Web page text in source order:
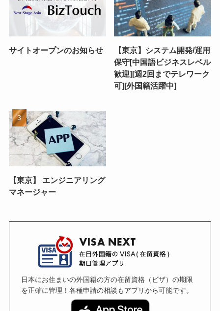
サイトオープンのお知らせ
【東京】システム開発/運用
保守[中国語ビジネスレベル
歓迎][週2回までテレワーク
可][外国籍活躍中]
【東京】 エンジニアリング
マネージャー
日本にお住まいの外国籍の方の在留資格（ビザ）の期限
を正確に管理！各種申請の相談もアプリから可能です。